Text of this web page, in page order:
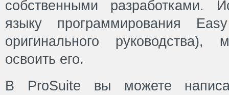
собственными разработками.
языку программирования
оригинального
освоить его.
В ProSuite вы можете